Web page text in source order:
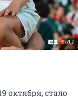
октября, стало